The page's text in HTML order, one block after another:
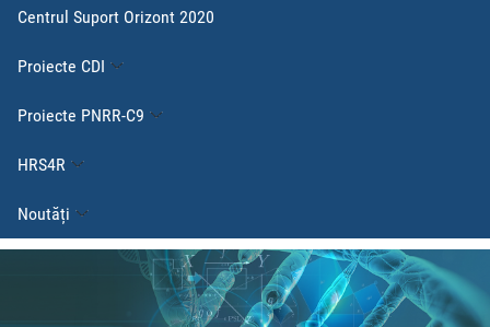
Centrul Suport Orizont 2020
Proiecte CDI
Proiecte PNRR-C9
HRS4R
Noutăți